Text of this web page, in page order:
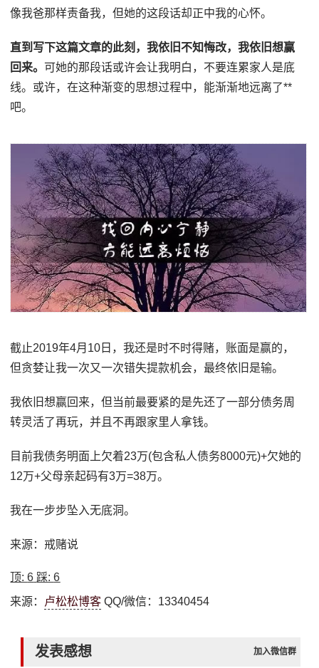
像我爸那样责备我，但她的这段话却正中我的心怀。
直到写下这篇文章的此刻，我依旧不知悔改，我依旧想赢
回来。 可她的那段话或许会让我明白，不要连累家人是底
线。或许，在这种渐变的思想过程中，能渐渐地远离了**
吧。
截止2019年4月10日，我还是时不时得赌，账面是赢的，
但贪婪让我一次又一次错失提款机会，最终依旧是输。
我依旧想赢回来，但当前最要紧的是先还了一部分债务周
转灵活了再玩，并且不再跟家里人拿钱。
目前我债务明面上欠着23万(包含私人债务8000元)+欠她的
12万+父母亲起码有3万=38万。
我在一步步坠入无底洞。
来源：戒赌说
顶:6 踩:6
来源： 卢松松博客 QQ/微信：13340454
发表感想 加入微信群